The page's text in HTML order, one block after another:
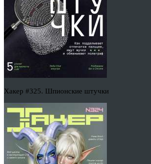
Хакер #325. Шпионские штучки